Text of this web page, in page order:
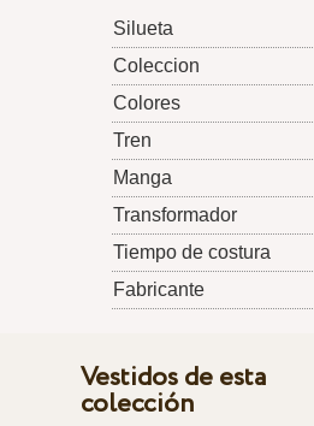
Silueta
Coleccion
Colores
Tren
Manga
Transformador
Tiempo de costura
Fabricante
Vestidos de esta
colección